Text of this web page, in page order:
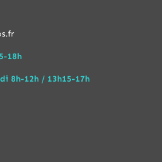
18h
8h-12h / 13h15-17h